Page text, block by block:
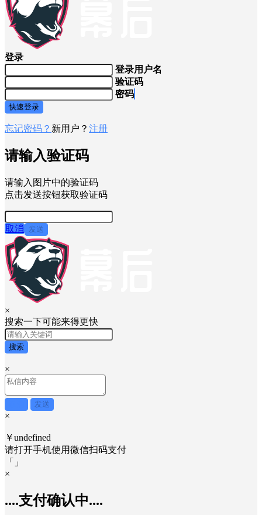
登录
登录用户名
验证码
密码
快速登录
忘记密码？ 新用户？ 注册
请输入验证码
请输入图片中的验证码
点击发送按钮获取验证码
取消 发送
×
搜索一下可能来得更快
搜索
×
发送
×
￥undefined
请打开手机使用微信扫码支付
「
」
×
....支付确认中....